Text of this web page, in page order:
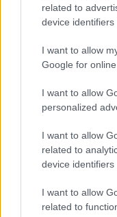
related to
device identifiers
I want to allow
Google for
I want to allow
personalized
I want to allow
related to
device identifiers
I want to allow
related to
helyetted akkor is,
tetszik. Sőt, még
semmiképpen ne
tágítod a
8. Nem
Ahelyett, hogy
időt szánnál a
koncentrálsz,
partnereddel. Ha